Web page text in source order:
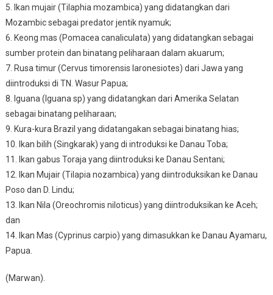
5. Ikan mujair (Tilaphia mozambica) yang didatangkan dari
Mozambic sebagai predator jentik nyamuk;
6. Keong mas (Pomacea canaliculata) yang didatangkan sebagai
sumber protein dan binatang peliharaan dalam akuarum;
7. Rusa timur (Cervus timorensis laronesiotes) dari Jawa yang
diintroduksi di TN. Wasur Papua;
8. Iguana (Iguana sp) yang didatangkan dari Amerika Selatan
sebagai binatang peliharaan;
9. Kura-kura Brazil yang didatangakan sebagai binatang hias;
10. Ikan bilih (Singkarak) yang di introduksi ke Danau Toba;
11. Ikan gabus Toraja yang diintroduksi ke Danau Sentani;
12. Ikan Mujair (Tilapia nozambica) yang diintroduksikan ke Danau
Poso dan D. Lindu;
13. Ikan Nila (Oreochromis niloticus) yang diintroduksikan ke Aceh;
dan
14. Ikan Mas (Cyprinus carpio) yang dimasukkan ke Danau Ayamaru,
Papua.
(Marwan).